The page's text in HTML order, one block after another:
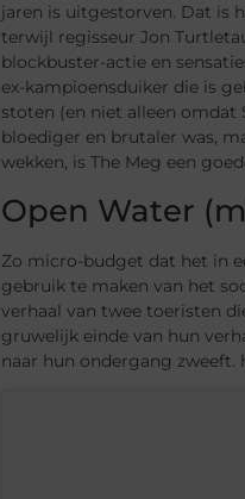
jaren is uitgestorven. Dat is
terwijl regisseur Jon
blockbuster-actie en
ex-kampioensduiker die is
stoten (en niet alleen
bloediger en brutaler was,
wekken, is The Meg een
Open Water
Zo micro-budget dat het in
gebruik te maken van het
verhaal van twee toeristen
gruwelijk einde van hun
naar hun ondergang